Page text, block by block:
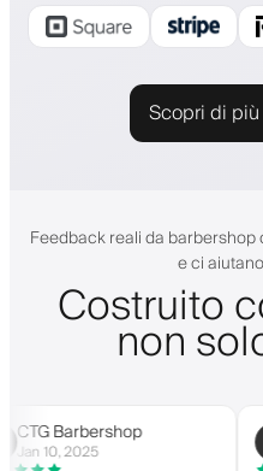
Scopri di
Feedback reali da
e ci
Costruito
non
Barbershop
2025